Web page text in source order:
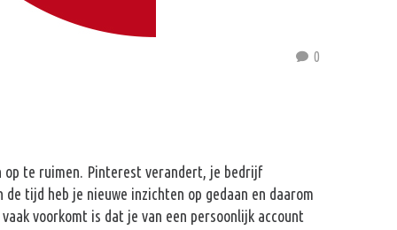
0
op te ruimen. Pinterest verandert, je bedrijf
tijd heb je nieuwe inzichten op gedaan en daarom
voorkomt is dat je van een persoonlijk account